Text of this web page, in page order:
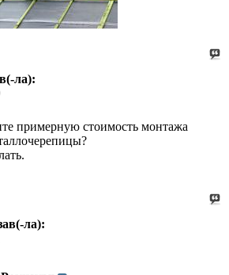
ла):
примерную стоимость монтажа
ла):